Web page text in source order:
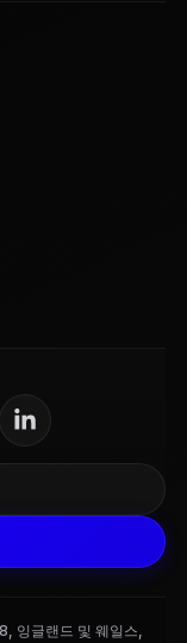
잉글랜드 및 웨일스,